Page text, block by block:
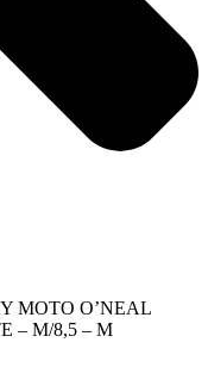
MOTO O’NEAL
– M/8,5 – M